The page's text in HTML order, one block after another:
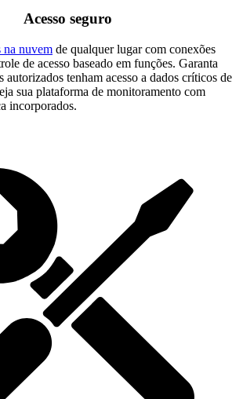
Acesso seguro
na nuvem de qualquer lugar com conexões
de acesso baseado em funções. Garanta
autorizados tenham acesso a dados críticos de
sua plataforma de monitoramento com
incorporados.